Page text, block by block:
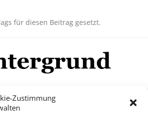
Zustimmung
für diesen Beitrag gesetzt.